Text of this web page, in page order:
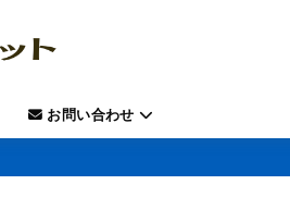
お問い合わせ